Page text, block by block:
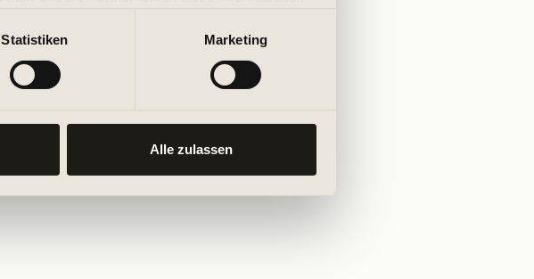
Statistiken Marketing
Alle zulassen